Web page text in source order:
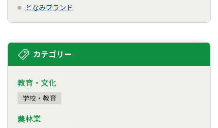
となみブランド
カテゴリー
教育・文化
学校・教育
農林業